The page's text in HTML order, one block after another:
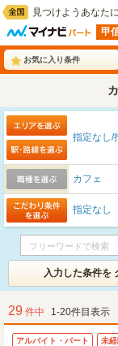
見つけようあなた
甲
お気に入り条件
指定なし/
カフェ
指定なし
入力した条件を
29 件中 1-20件目表示
アルバイト・パート 未